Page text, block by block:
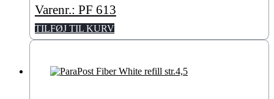
Varenr.: PF 613
TILFØJ TIL KURV